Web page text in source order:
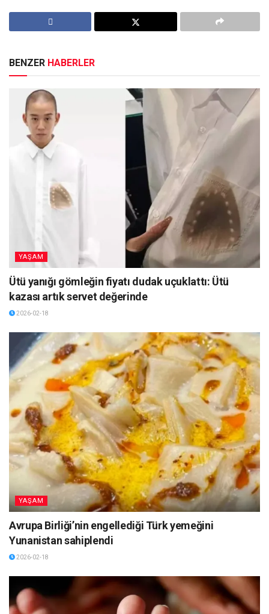
BENZER HABERLER
YAŞAM
Ütü yanığı gömleğin fiyatı dudak uçuklattı: Ütü
kazası artık servet değerinde
2026-02-18
YAŞAM
Avrupa Birliği’nin engellediği Türk yemeğini
Yunanistan sahiplendi
2026-02-18